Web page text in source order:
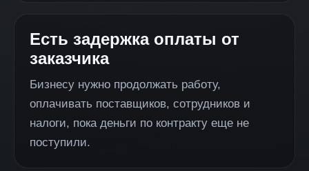
Есть задержка оплаты от
заказчика
Бизнесу нужно продолжать работу,
оплачивать поставщиков, сотрудников и
налоги, пока деньги по контракту еще не
поступили.